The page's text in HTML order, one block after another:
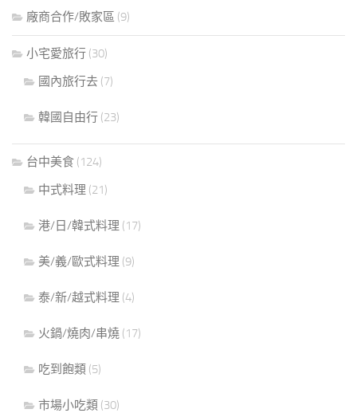
廠商合作/敗家區 (9)
小宅愛旅行 (30)
國內旅行去 (7)
韓國自由行 (23)
台中美食 (124)
中式料理 (21)
港/日/韓式料理 (17)
美/義/歐式料理 (9)
泰/新/越式料理 (4)
火鍋/燒肉/串燒 (17)
吃到飽類 (5)
市場小吃類 (30)